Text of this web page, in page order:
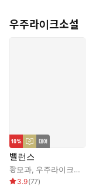
우주라이크소설
밸런스
황모과, 우주라이크소설
3.9(77)